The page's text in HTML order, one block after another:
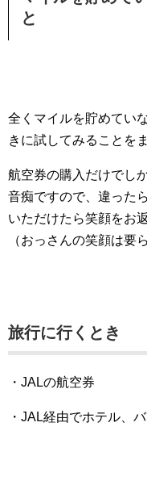
と
全くマイルを貯めてい
きに試してみることを
航空券の購入だけでし
音痴ですので、違った
いただけたら笑顔をお
（おっさんの笑顔は要
旅行に行くとき
・JALの航空券
・JAL経由でホテル、